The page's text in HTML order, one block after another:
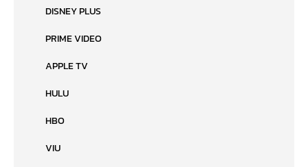
DISNEY PLUS
PRIME VIDEO
APPLE TV
HULU
HBO
VIU